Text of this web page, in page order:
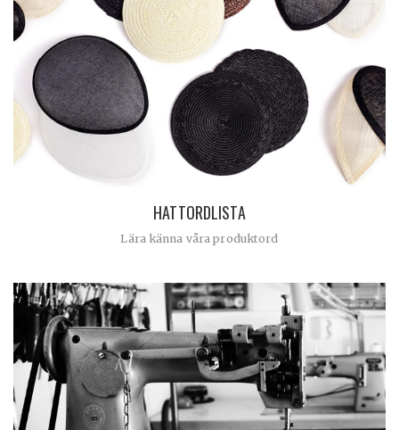
HATTORDLISTA
Lära känna våra produktord